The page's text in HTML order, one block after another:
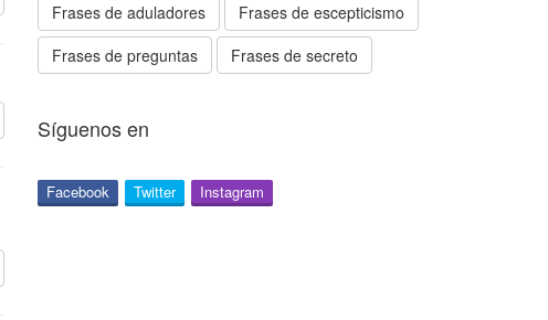
Frases de aduladores
Frases de escepticismo
Frases de preguntas
Frases de secreto
Síguenos en
Facebook Twitter Instagram